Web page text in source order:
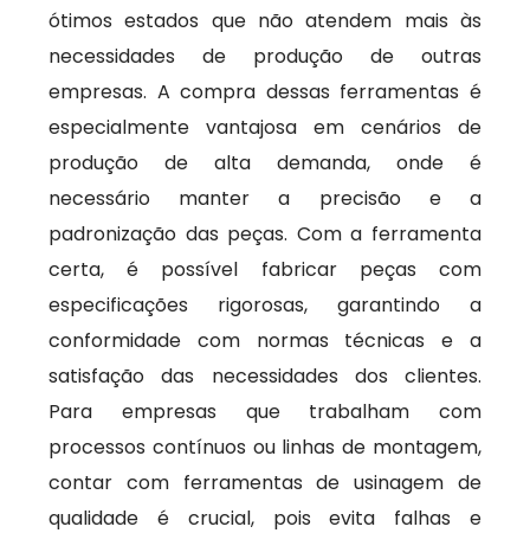
ótimos estados que não atendem mais às
necessidades de produção de outras
empresas. A compra dessas ferramentas é
especialmente vantajosa em cenários de
produção de alta demanda, onde é
necessário manter a precisão e a
padronização das peças. Com a ferramenta
certa, é possível fabricar peças com
especificações rigorosas, garantindo a
conformidade com normas técnicas e a
satisfação das necessidades dos clientes.
Para empresas que trabalham com
processos contínuos ou linhas de montagem,
contar com ferramentas de usinagem de
qualidade é crucial, pois evita falhas e